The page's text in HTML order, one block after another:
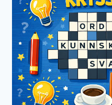
LØSNING
AV
KRYSSORD